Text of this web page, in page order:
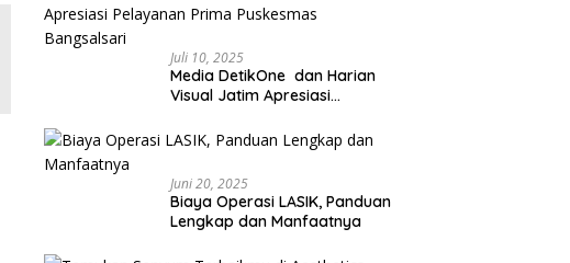
Juli 10, 2025
Media DetikOne dan Harian
Visual Jatim Apresiasi
Bangsalsari
Juni 20, 2025
Biaya Operasi LASIK, Panduan
Lengkap dan Manfaatnya